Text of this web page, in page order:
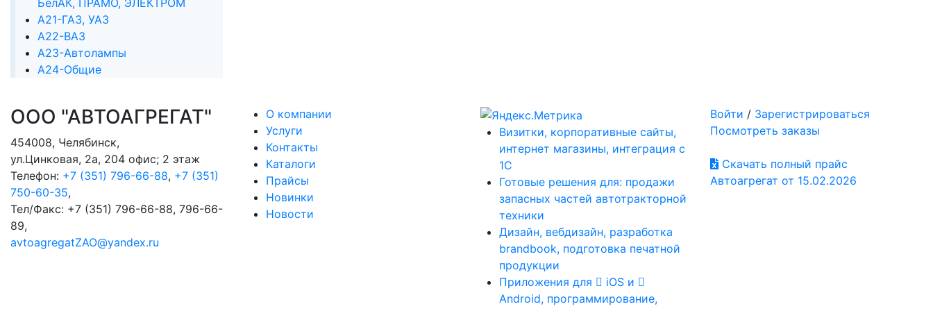
БелАК, ПРАМО, ЭЛЕКТРОМ
А21-ГАЗ, УАЗ
А22-ВАЗ
А23-Автолампы
А24-Общие
ООО "АВТОАГРЕГАТ"
454008, Челябинск,
ул.Цинковая, 2а, 204 офис; 2 этаж
Телефон: +7 (351) 796-66-88, +7 (351)
750-60-35,
Тел/Факс: +7 (351) 796-66-88, 796-66-
89,
avtoagregatZAO@yandex.ru
О компании
Услуги
Контакты
Каталоги
Прайсы
Новинки
Новости
Визитки, корпоративные сайты,
интернет магазины, интеграция с
1С
Готовые решения для: продажи
запасных частей автотракторной
техники
Дизайн, вебдизайн, разработка
brandbook, подготовка печатной
продукции
Приложения для
iOS и
Android, программирование,
Войти / Зарегистрироваться
Посмотреть заказы
Скачать полный прайс
Автоагрегат от 15.02.2026